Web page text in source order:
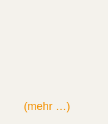
(mehr …)